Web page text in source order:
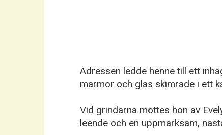
Adressen ledde henne till ett
marmor och glas skimrade i ett
Vid grindarna möttes hon av
leende och en uppmärksam,